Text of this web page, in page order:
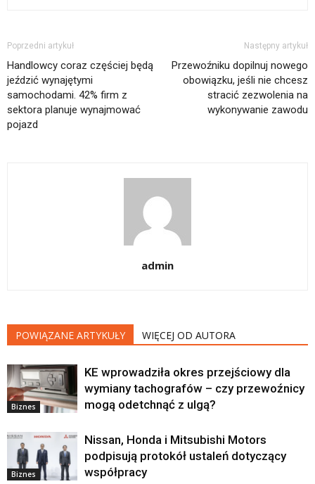
Poprzedni artykuł
Handlowcy coraz częściej będą
jeździć wynajętymi
samochodami. 42% firm z
sektora planuje wynajmować
pojazd
Następny artykuł
Przewoźniku dopilnuj nowego
obowiązku, jeśli nie chcesz
stracić zezwolenia na
wykonywanie zawodu
admin
POWIĄZANE ARTYKUŁY WIĘCEJ OD AUTORA
Biznes
KE wprowadziła okres przejściowy dla
wymiany tachografów – czy przewoźnicy
mogą odetchnąć z ulgą?
Biznes
Nissan, Honda i Mitsubishi Motors
podpisują protokół ustaleń dotyczący
współpracy